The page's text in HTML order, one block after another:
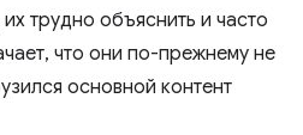
трудно объяснить и часто
что они по-прежнему не
основной контент